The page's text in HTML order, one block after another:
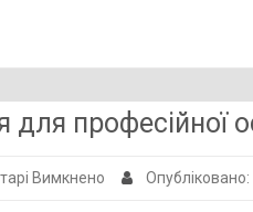
для професійної
Вимкнено до